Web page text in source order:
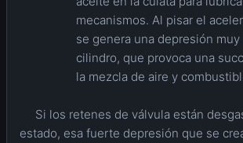
mecanismos. Al pisar el
se genera una depresión
cilindro, que provoca una
la mezcla de aire y
Si los retenes de válvula están
estado, esa fuerte depresión que se